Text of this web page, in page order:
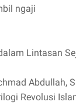
ngaji
Lintasan
Abdullah,
Revolusi